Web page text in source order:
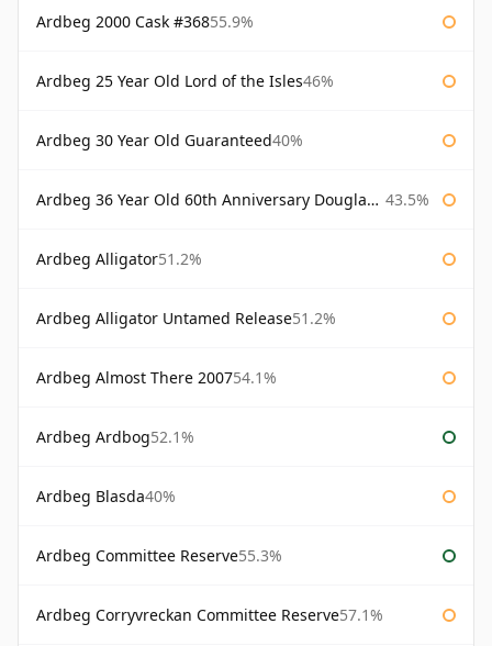
Ardbeg 2000 Cask #36855.9%
Ardbeg 25 Year Old Lord of the Isles46%
Ardbeg 30 Year Old Guaranteed40%
Ardbeg 36 Year Old 60th Anniversary Douglas Laing 43.5%
Ardbeg Alligator51.2%
Ardbeg Alligator Untamed Release51.2%
Ardbeg Almost There 200754.1%
Ardbeg Ardbog52.1%
Ardbeg Blasda40%
Ardbeg Committee Reserve55.3%
Ardbeg Corryvreckan Committee Reserve57.1%